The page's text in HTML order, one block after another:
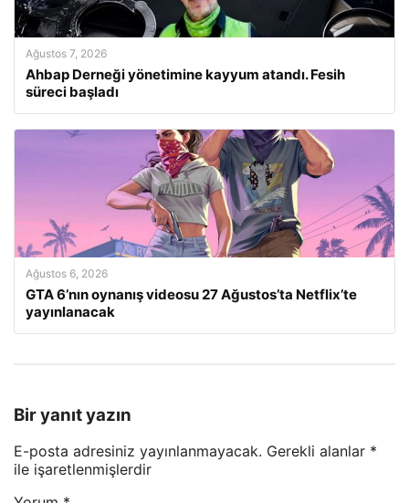
Ağustos 7, 2026
Ahbap Derneği yönetimine kayyum atandı. Fesih
süreci başladı
Ağustos 6, 2026
GTA 6’nın oynanış videosu 27 Ağustos’ta Netflix’te
yayınlanacak
Bir yanıt yazın
E-posta adresiniz yayınlanmayacak. Gerekli alanlar *
ile işaretlenmişlerdir